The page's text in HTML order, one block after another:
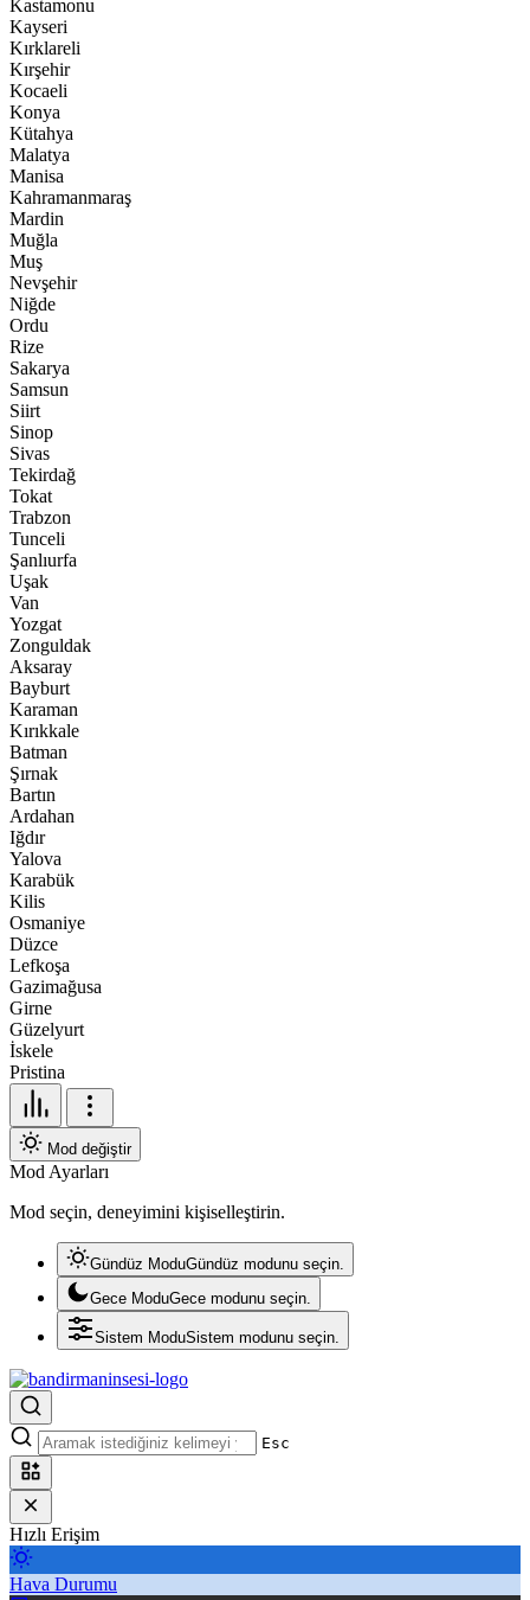
Kastamonu
Kayseri
Kırklareli
Kırşehir
Kocaeli
Konya
Kütahya
Malatya
Manisa
Kahramanmaraş
Mardin
Muğla
Muş
Nevşehir
Niğde
Ordu
Rize
Sakarya
Samsun
Siirt
Sinop
Sivas
Tekirdağ
Tokat
Trabzon
Tunceli
Şanlıurfa
Uşak
Van
Yozgat
Zonguldak
Aksaray
Bayburt
Karaman
Kırıkkale
Batman
Şırnak
Bartın
Ardahan
Iğdır
Yalova
Karabük
Kilis
Osmaniye
Düzce
Lefkoşa
Gazimağusa
Girne
Güzelyurt
İskele
Pristina
Mod değiştir
Mod Ayarları
Mod seçin, deneyimini kişiselleştirin.
Gündüz ModuGündüz modunu seçin.
Gece ModuGece modunu seçin.
Sistem ModuSistem modunu seçin.
Esc
Hızlı Erişim
Hava Durumu